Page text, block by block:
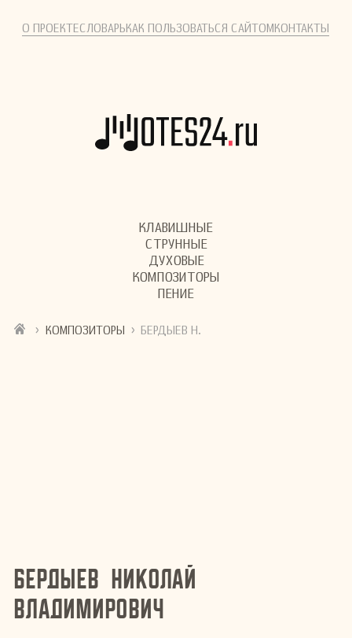
О ПРОЕКТЕСЛОВАРЬКАК ПОЛЬЗОВАТЬСЯ САЙТОМКОНТАКТЫ
КЛАВИШНЫЕ
СТРУННЫЕ
ДУХОВЫЕ
КОМПОЗИТОРЫ
ПЕНИЕ
› КОМПОЗИТОРЫ › БЕРДЫЕВ Н.
Бердыев Николай
Владимирович